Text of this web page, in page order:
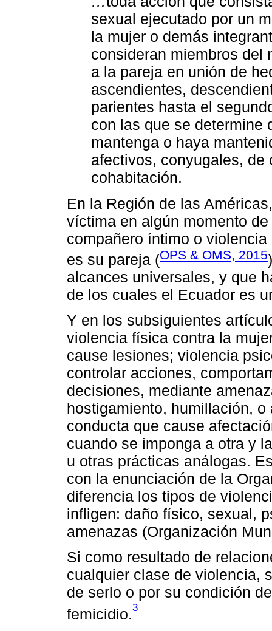
sexual ejecutado por un
la mujer o demás
consideran miembros del
a la pareja en unión de
ascendientes,
parientes hasta el
con las que se determine
mantenga o haya
afectivos, conyugales,
cohabitación.
En la Región de las
víctima en algún momento
compañero íntimo o
es su pareja (OPS & OMS, 2015
alcances universales, y que
de los cuales el Ecuador es
Y en los subsiguientes
violencia física contra la
cause lesiones; violencia
controlar acciones,
decisiones, mediante
hostigamiento, humillación,
conducta que cause
cuando se imponga a otra y
u otras prácticas análogas.
con la enunciación de la
diferencia los tipos de
infligen: daño físico, sexual,
amenazas (Organización
Si como resultado de
cualquier clase de violencia,
de serlo o por su condición
femicidio.3